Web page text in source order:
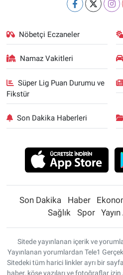
Nöbetçi Eczaneler
Namaz Vakitleri
Süper Lig Puan Durumu ve
Fikstür
Son Dakika Haberleri
Son Dakika Haber
Sağlık
Spor Yayın
Sitede yayınlanan içerik ve
Yayınlanan yorumlardan Tele1
Sitedeki tüm harici linkler ayrı bir
haber, köşe yazıları ve fotoğraflar